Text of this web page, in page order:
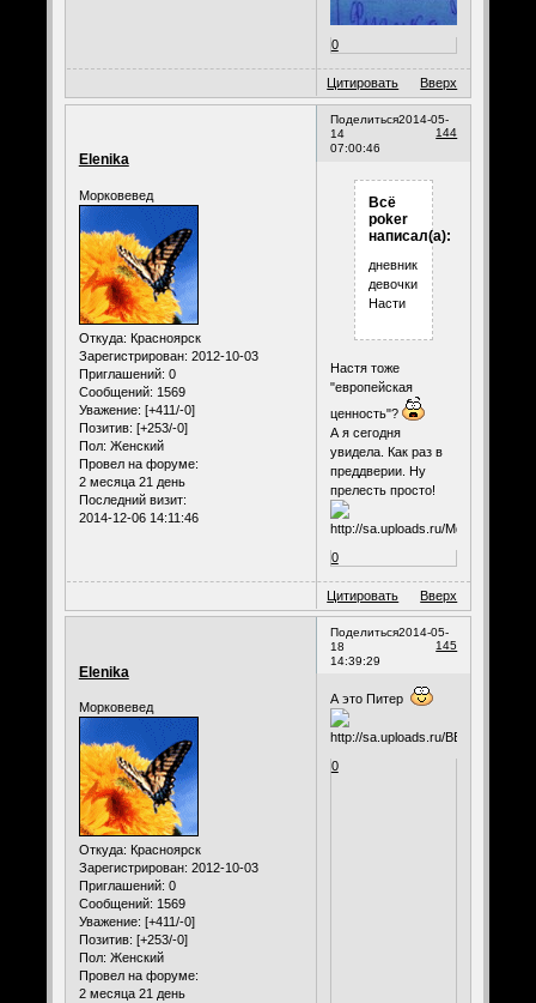
0
Цитировать Вверх
Поделиться
144
2014-05-
14
07:00:46
Elenika
Морковевед
Откуда: Красноярск
Зарегистрирован: 2012-10-03
Приглашений: 0
Сообщений: 1569
Уважение: [+411/-0]
Позитив: [+253/-0]
Пол: Женский
Провел на форуме:
2 месяца 21 день
Последний визит:
2014-12-06 14:11:46
Всё
poker
написал(а):
дневник
девочки
Насти
Настя тоже
"европейская
ценность"?
А я сегодня
увидела. Как раз в
преддверии. Ну
прелесть просто!
0
Цитировать Вверх
Поделиться
145
2014-05-
18
14:39:29
Elenika
Морковевед
Откуда: Красноярск
Зарегистрирован: 2012-10-03
Приглашений: 0
Сообщений: 1569
Уважение: [+411/-0]
Позитив: [+253/-0]
Пол: Женский
Провел на форуме:
2 месяца 21 день
А это Питер
0